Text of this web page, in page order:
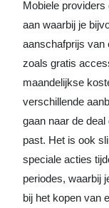
Mobiele
aan waarbij je
aanschafprijs van
zoals gratis
maandelijkse
verschillende
gaan naar de
past. Het is ook
speciale acties
periodes, waarbij
bij het kopen van